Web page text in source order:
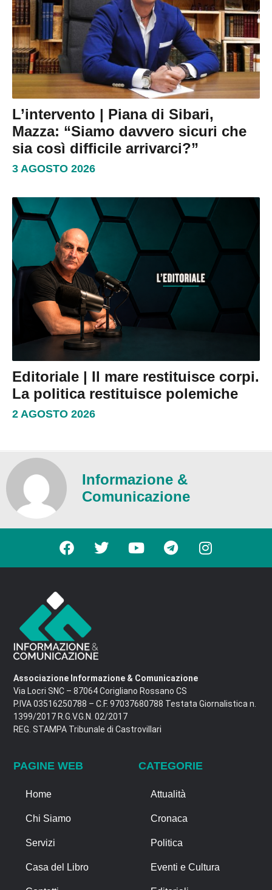
L’intervento | Piana di Sibari,
Mazza: “Siamo davvero sicuri che
sia così difficile arrivarci?”
3 AGOSTO 2026
Editoriale | Il mare restituisce corpi.
La politica restituisce polemiche
2 AGOSTO 2026
Informazione &
Comunicazione
Associazione Informazione & Comunicazione
Via Locri SNC – 87064 Corigliano Rossano CS
P.IVA 03516250788 – C.F. 97037680788 Testata Giornalistica n.
1399/2017 R.G.V.G.N. 02/2017
REG. STAMPA Tribunale di Castrovillari
PAGINE WEB
Home
Chi Siamo
Servizi
Casa del Libro
CATEGORIE
Attualità
Cronaca
Politica
Eventi e Cultura